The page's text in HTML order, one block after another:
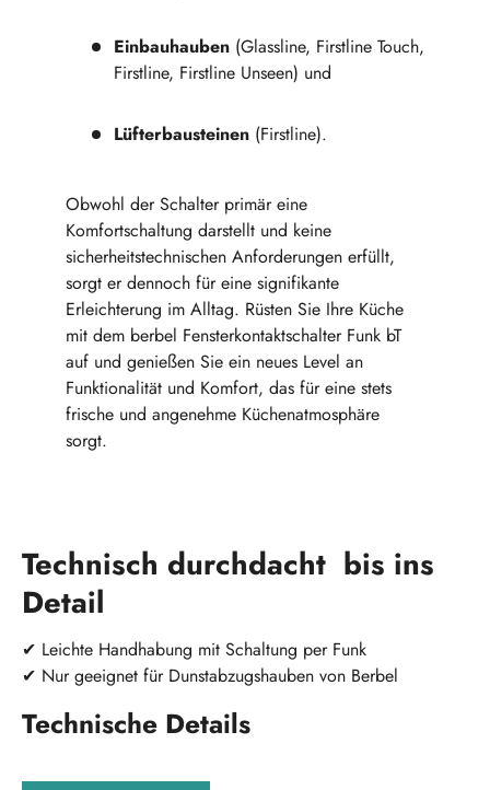
Einbauhauben (Glassline, Firstline Touch,
Firstline, Firstline Unseen) und
Lüfterbausteinen (Firstline).
Obwohl der Schalter primär eine
Komfortschaltung darstellt und keine
sicherheitstechnischen Anforderungen erfüllt,
sorgt er dennoch für eine signifikante
Erleichterung im Alltag. Rüsten Sie Ihre Küche
mit dem berbel Fensterkontaktschalter Funk bT
auf und genießen Sie ein neues Level an
Funktionalität und Komfort, das für eine stets
frische und angenehme Küchenatmosphäre
sorgt.
Technisch durchdacht bis ins
Detail
✔ Leichte Handhabung mit Schaltung per Funk
✔ Nur geeignet für Dunstabzugshauben von Berbel
Technische Details